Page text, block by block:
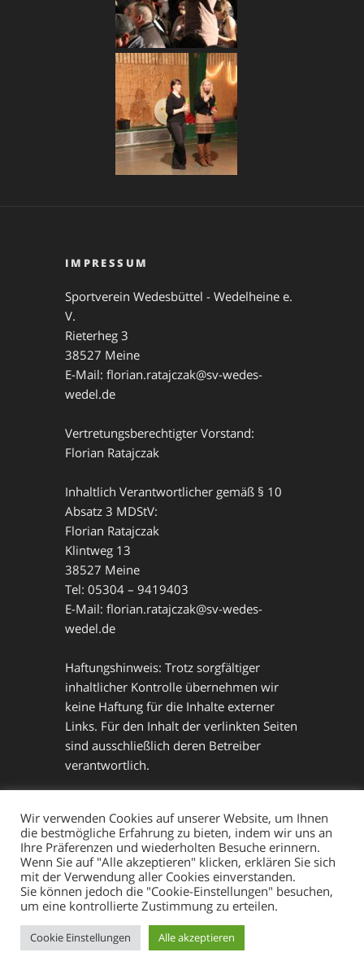
IMPRESSUM
Sportverein Wedesbüttel - Wedelheine e.
V.
Rieterheg 3
38527 Meine
E-Mail: florian.ratajczak@sv-wedes-
wedel.de
Vertretungsberechtigter Vorstand:
Florian Ratajczak
Inhaltlich Verantwortlicher gemäß § 10
Absatz 3 MDStV:
Florian Ratajczak
Klintweg 13
38527 Meine
Tel: 05304 – 9419403
E-Mail: florian.ratajczak@sv-wedes-
wedel.de
Haftungshinweis: Trotz sorgfältiger
inhaltlicher Kontrolle übernehmen wir
keine Haftung für die Inhalte externer
Links. Für den Inhalt der verlinkten Seiten
sind ausschließlich deren Betreiber
verantwortlich.
Mit Stolz präsentiert von WordPress
Wir verwenden Cookies auf unserer Website, um Ihnen
die bestmögliche Erfahrung zu bieten, indem wir uns an
Ihre Präferenzen und wiederholten Besuche erinnern.
Wenn Sie auf "Alle akzeptieren" klicken, erklären Sie sich
mit der Verwendung aller Cookies einverstanden.
Sie können jedoch die "Cookie-Einstellungen" besuchen,
um eine kontrollierte Zustimmung zu erteilen.
Cookie Einstellungen Alle akzeptieren